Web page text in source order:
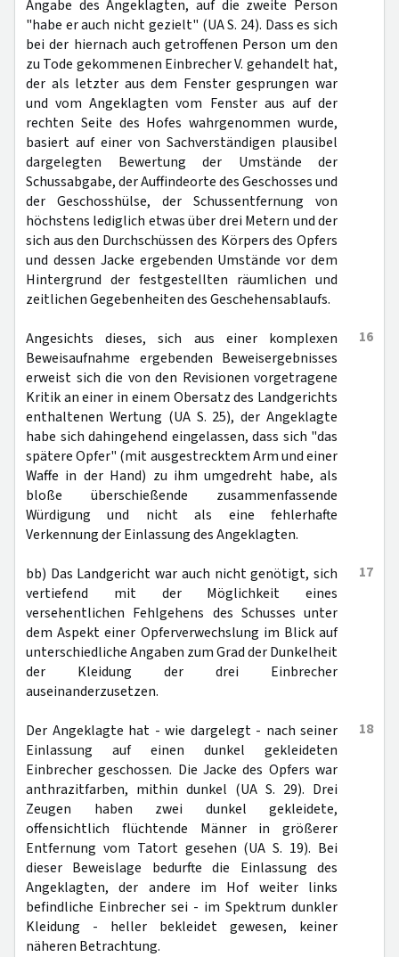
Angabe des Angeklagten, auf die zweite Person
"habe er auch nicht gezielt" (UA S. 24). Dass es sich
bei der hiernach auch getroffenen Person um den
zu Tode gekommenen Einbrecher V. gehandelt hat,
der als letzter aus dem Fenster gesprungen war
und vom Angeklagten vom Fenster aus auf der
rechten Seite des Hofes wahrgenommen wurde,
basiert auf einer von Sachverständigen plausibel
dargelegten Bewertung der Umstände der
Schussabgabe, der Auffindeorte des Geschosses und
der Geschosshülse, der Schussentfernung von
höchstens lediglich etwas über drei Metern und der
sich aus den Durchschüssen des Körpers des Opfers
und dessen Jacke ergebenden Umstände vor dem
Hintergrund der festgestellten räumlichen und
zeitlichen Gegebenheiten des Geschehensablaufs.
16
Angesichts dieses, sich aus einer komplexen
Beweisaufnahme ergebenden Beweisergebnisses
erweist sich die von den Revisionen vorgetragene
Kritik an einer in einem Obersatz des Landgerichts
enthaltenen Wertung (UA S. 25), der Angeklagte
habe sich dahingehend eingelassen, dass sich "das
spätere Opfer" (mit ausgestrecktem Arm und einer
Waffe in der Hand) zu ihm umgedreht habe, als
bloße überschießende zusammenfassende
Würdigung und nicht als eine fehlerhafte
Verkennung der Einlassung des Angeklagten.
17
bb) Das Landgericht war auch nicht genötigt, sich
vertiefend mit der Möglichkeit eines
versehentlichen Fehlgehens des Schusses unter
dem Aspekt einer Opferverwechslung im Blick auf
unterschiedliche Angaben zum Grad der Dunkelheit
der Kleidung der drei Einbrecher
auseinanderzusetzen.
18
Der Angeklagte hat - wie dargelegt - nach seiner
Einlassung auf einen dunkel gekleideten
Einbrecher geschossen. Die Jacke des Opfers war
anthrazitfarben, mithin dunkel (UA S. 29). Drei
Zeugen haben zwei dunkel gekleidete,
offensichtlich flüchtende Männer in größerer
Entfernung vom Tatort gesehen (UA S. 19). Bei
dieser Beweislage bedurfte die Einlassung des
Angeklagten, der andere im Hof weiter links
befindliche Einbrecher sei - im Spektrum dunkler
Kleidung - heller bekleidet gewesen, keiner
näheren Betrachtung.